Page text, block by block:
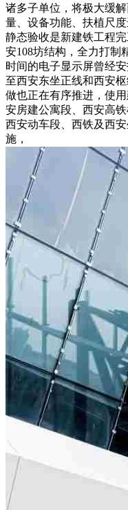
诸多子单位，将极大缓
量、设备功能、扶植尺
静态验收是新建铁工程
安108坊结构，全力打制
时间的电子显示屏曾经
至西安东坐正线和西安
做也正在有序推进，使
安房建公寓段、西安高
西安动车段、西铁及西
施，